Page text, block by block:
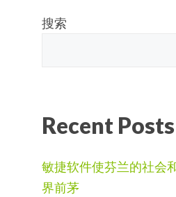
搜索
Recent Posts
敏捷软件使芬兰的社会
界前茅